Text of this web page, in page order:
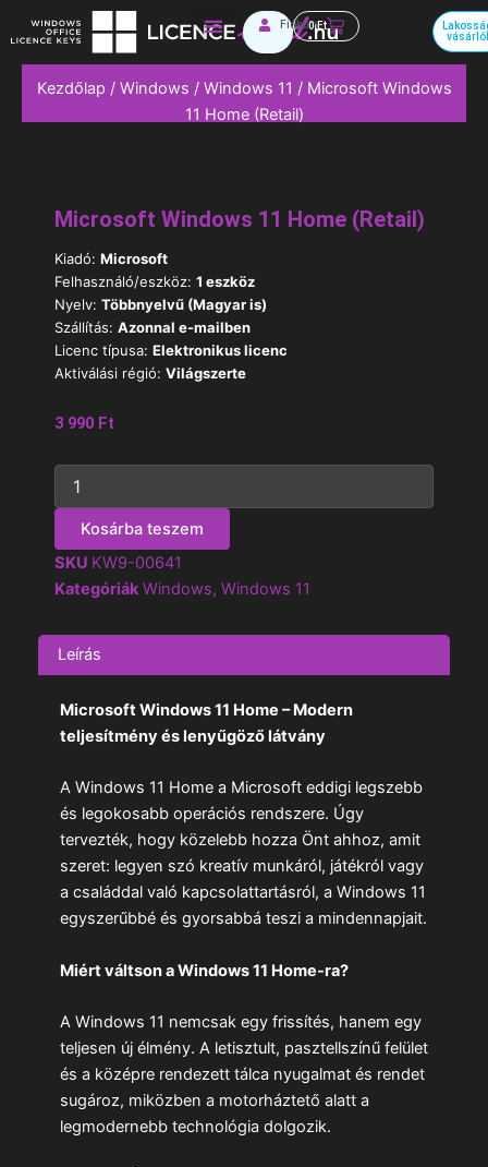
to
content
Fiókom
0FtKosár
Kezdőlap / Windows / Windows 11 / Microsoft Windows
11 Home (Retail)
Microsoft Windows 11 Home (Retail)
Kiadó: Microsoft
Felhasználó/eszköz: 1 eszköz
Nyelv: Többnyelvű (Magyar is)
Szállítás: Azonnal e-mailben
Licenc típusa: Elektronikus licenc
Aktiválási régió: Világszerte
3 990 Ft
Microsoft
Windows
11
Home
(Retail)
mennyiség
Kosárba teszem
SKU KW9-00641
Kategóriák Windows, Windows 11
Leírás
Microsoft Windows 11 Home – Modern
teljesítmény és lenyűgöző látvány
A Windows 11 Home a Microsoft eddigi legszebb
és legokosabb operációs rendszere. Úgy
tervezték, hogy közelebb hozza Önt ahhoz, amit
szeret: legyen szó kreatív munkáról, játékról vagy
a családdal való kapcsolattartásról, a Windows 11
egyszerűbbé és gyorsabbá teszi a mindennapjait.
Miért váltson a Windows 11 Home-ra?
A Windows 11 nemcsak egy frissítés, hanem egy
teljesen új élmény. A letisztult, pasztellszínű felület
és a középre rendezett tálca nyugalmat és rendet
sugároz, miközben a motorháztető alatt a
legmodernebb technológia dolgozik.